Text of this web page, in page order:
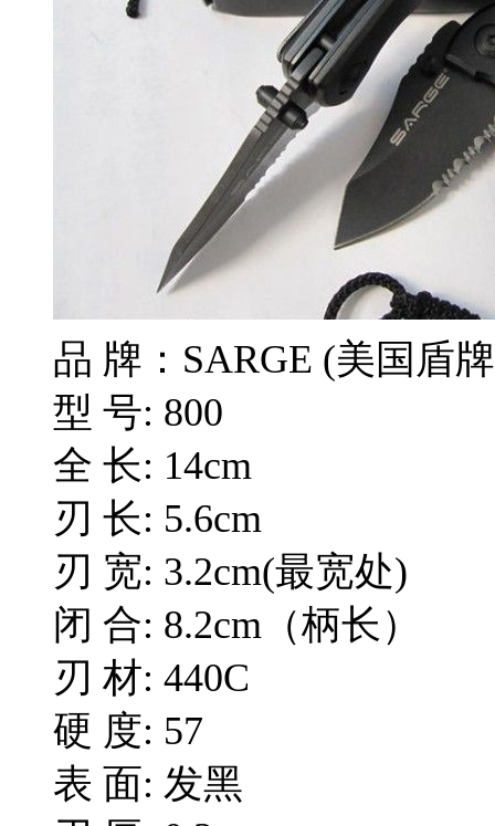
品 牌：SARGE (美国盾
型 号: 800
全 长: 14cm
刃 长: 5.6cm
刃 宽: 3.2cm(最宽处)
闭 合: 8.2cm（柄长）
刃 材: 440C
硬 度: 57
表 面: 发黑